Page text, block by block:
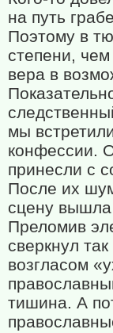
на путь
Поэтому в
степени,
вера в
мы
конфессии.
принесли с
После их
сцену вышла
Преломив
сверкнул
возгласом
тишина. А